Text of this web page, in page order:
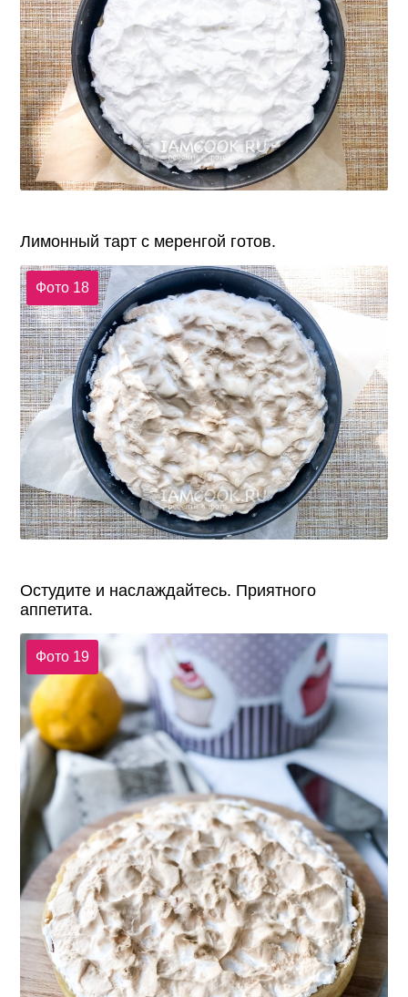
Лимонный тарт с меренгой готов.
Фото 18
Остудите и наслаждайтесь. Приятного
аппетита.
Фото 19